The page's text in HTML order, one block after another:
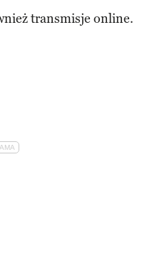
transmisje online.